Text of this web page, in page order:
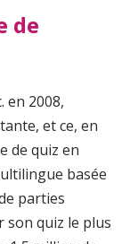
de
en 2008,
et ce, en
de quiz en
basée
parties
son quiz le plus